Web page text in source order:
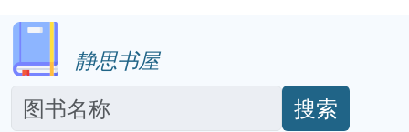
静思书屋
搜索